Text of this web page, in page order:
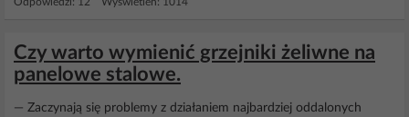
Czy warto wymienić grzejniki żeliwne na
panelowe stalowe.
— Zaczynają się problemy z działaniem najbardziej oddalonych